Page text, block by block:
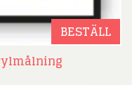
BESTÄLL